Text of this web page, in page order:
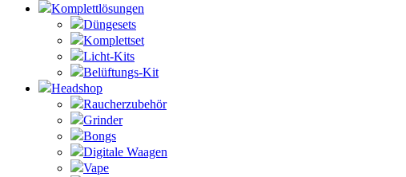
Komplettlösungen
Düngesets
Komplettset
Licht-Kits
Belüftungs-Kit
Headshop
Raucherzubehör
Grinder
Bongs
Digitale Waagen
Vape